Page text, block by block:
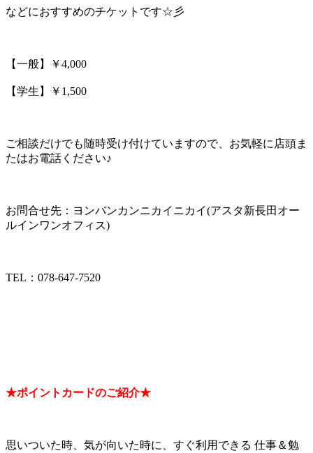
などにおすすめのチケットです☆彡
【一般】￥4,000
【学生】￥1,500
ご相談だけでも随時受け付けていますので、お気軽に店頭ま
たはお電話ください♪
お問合せ先：ヨンバンカンニカイニカイ(アスタ新長田オー
ルインワンオフィス)
TEL：078-647-7520
★ポイントカードのご紹介★
思いついた時、気が向いた時に、すぐ利用できる 仕事＆勉